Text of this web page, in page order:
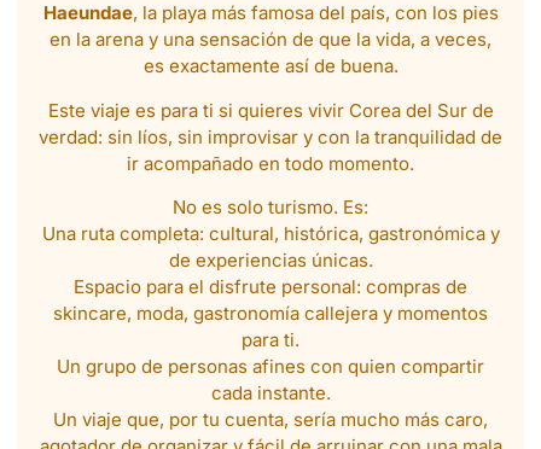
Haeundae, la playa más famosa del país, con los pies
en la arena y una sensación de que la vida, a veces,
es exactamente así de buena.
Este viaje es para ti si quieres vivir Corea del Sur de
verdad: sin líos, sin improvisar y con la tranquilidad de
ir acompañado en todo momento.
No es solo turismo. Es:
Una ruta completa: cultural, histórica, gastronómica y
de experiencias únicas.
Espacio para el disfrute personal: compras de
skincare, moda, gastronomía callejera y momentos
para ti.
Un grupo de personas afines con quien compartir
cada instante.
Un viaje que, por tu cuenta, sería mucho más caro,